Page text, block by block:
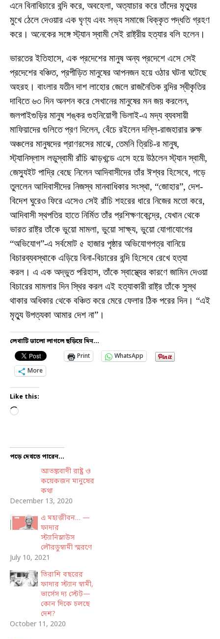
এনে বিনাবিচারে বন্দি করে, অবহেলা, অত্যাচার করে তাঁদের মৃত্যুর
মুখে ঠেলে দেওয়ার এক ঘৃণ্য এবং সভ্য সমাজে ধিক্কৃত পদ্ধতি গ্রহণ
করে। অনেকের সঙ্গে স্ট্যান স্বামী সেই রাষ্ট্রীয় হত্যার বলি হলেন।
ভারতের ইতিহাসে, এক প্রদেশের মানুষ অন্য প্রদেশে এসে সেই
প্রদেশের বঞ্চিত, প্রপীড়িত মানুষের আপনজন হয়ে ওঠার ঘটনা ঘটেছে
অহরহ। বাংলার যতীন দাশ লাহোর জেলে রাজনৈতিক বন্দির স্বীকৃতির
দাবিতে ৬৩ দিন অনশন করে সেখানের মানুষের মন জয় করলেন,
জলপাইগুড়ির মানুষ শঙ্কর গুহনিয়োগী ভিলাই-এ মদ্য ব্যবসায়ী
মাফিয়াদের গুলিতে প্রণ দিলেন, বেঁচে রইলেন দল্লি-রাজহারার রুক্ষ
অঞ্চলের মানুষদের প্রাণরসের মাঝে, তেমনি ত্রিচি-র মানুষ,
স্ট্যানিস্লাস লডুস্বামী রাঁচি ঝাড়খন্ডে এসে হয়ে উঠলেন স্ট্যান স্বামী,
জেস্যুইট পাদ্রি বেছে নিলেন আদিবাসীদের তাঁর ঈশ্বর হিসেবে, গড়ে
তুললেন আদিবাসীদের নিজস্ব মানবাধিকার সংস্থা, “জোহার”, দেশ-
বিদেশ ঘুরেও ফিরে এসেও সেই রাঁচি শহরের ধারে নিজের মতো করে,
আদিবাসী স্থপতির হাতে নির্মিত তাঁর প্রশিক্ষণকেন্দ্রে, যেখান থেকে
ভারত রাষ্ট্র তাঁকে ভুয়ো মামলা, ভুয়ো সাক্ষ্য, ভুয়ো যোগাযোগের
“অভিযোগ”-এ সর্বমোট ৫ হাজার পৃষ্ঠার অভিযোগপত্র বানিয়ে
বিচারব্যবস্থাকে এড়িয়ে বিনা-বিচারের বন্দি হিসেবে রেখে হত্যা
করল। এ এক অদ্ভুত পরিহাস, তাঁকে স্বাস্থ্যের কারণে জামিন দেওয়া
বিচারের মামলার দিন স্থির করল এই হত্যাকারী রাষ্ট্র তাঁকে সুস্থ
থাকার অধিকার থেকে বঞ্চিত করে মেরে ফেলার ঠিক পরের দিন। “এই
মৃত্যু উপত্যকা আমার দেশ না”।
লেখাটি ভালো লাগলে ছড়িয়ে দিন...
Print
WhatsApp
More
Like this:
পড়ে দেখতে পারেন...
আতঙ্কবাদী রাষ্ট্র ও
কয়েকজন মানুষের
কথা
December 13, 2020
এ মহাজীবন… —
ফাদার
স্ট্যানিস্লাউস
লৌরডুস্বামী স্মরণে
July 10, 2021
তিরাশি বছরের
ফাদার স্ট্যান স্বামী,
ভার্সেস দ্য স্টেট—
কোন দিকে চলছে
দেশ?
October 11, 2020